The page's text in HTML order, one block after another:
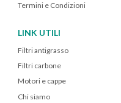
Termini e Condizioni
LINK UTILI
Filtri antigrasso
Filtri carbone
Motori e cappe
Chi siamo